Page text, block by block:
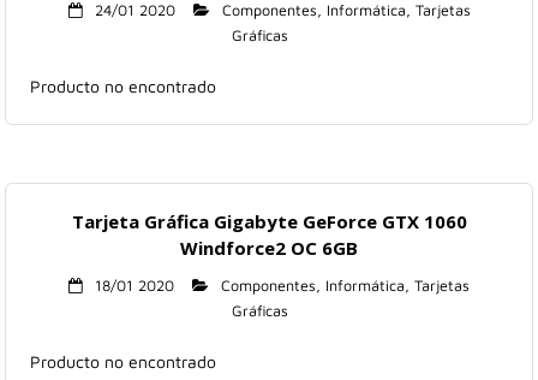
24/01 2020 Componentes, Informática, Tarjetas
Gráficas
Producto no encontrado
Tarjeta Gráfica Gigabyte GeForce GTX 1060
Windforce2 OC 6GB
18/01 2020 Componentes, Informática, Tarjetas
Gráficas
Producto no encontrado